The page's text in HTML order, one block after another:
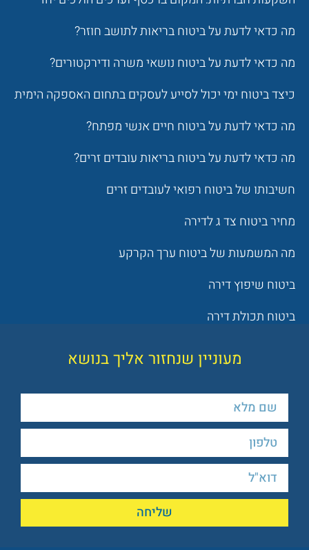
מה כדאי לדעת על ביטוח בריאות לתושב חוזר?
מה כדאי לדעת על ביטוח נושאי משרה ודירקטורים?
כיצד ביטוח ימי יכול לסייע לעסקים בתחום האספקה הימית
מה כדאי לדעת על ביטוח חיים אנשי מפתח?
מה כדאי לדעת על ביטוח בריאות עובדים זרים?
חשיבותו של ביטוח רפואי לעובדים זרים
מחיר ביטוח צד ג לדירה
מה המשמעות של ביטוח ערך הקרקע
ביטוח שיפוץ דירה
ביטוח תכולת דירה
מעוניין שנחזור אליך בנושא
שליחה